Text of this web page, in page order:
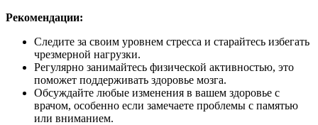
Рекомендации:
Следите за своим уровнем стресса и старайтесь избегать
чрезмерной нагрузки.
Регулярно занимайтесь физической активностью, это
поможет поддерживать здоровье мозга.
Обсуждайте любые изменения в вашем здоровье с
врачом, особенно если замечаете проблемы с памятью
или вниманием.